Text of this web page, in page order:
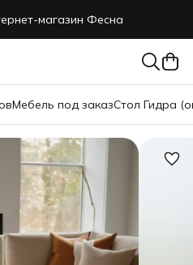
магазин Фесна
Мебель под заказСтол Гидра